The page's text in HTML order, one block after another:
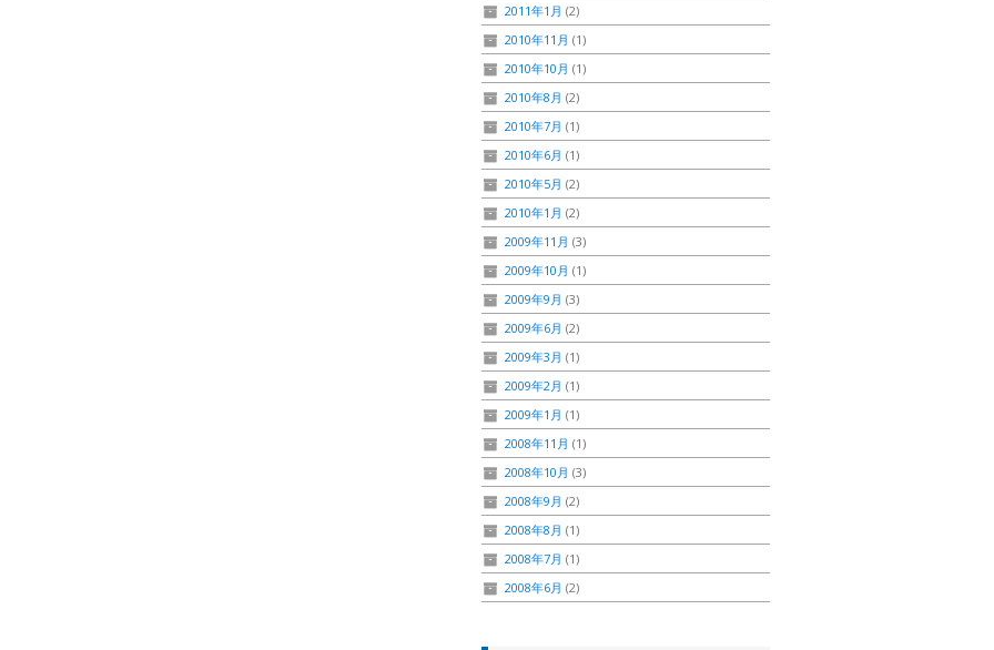
2011年1月 (2)
2010年11月 (1)
2010年10月 (1)
2010年8月 (2)
2010年7月 (1)
2010年6月 (1)
2010年5月 (2)
2010年1月 (2)
2009年11月 (3)
2009年10月 (1)
2009年9月 (3)
2009年6月 (2)
2009年3月 (1)
2009年2月 (1)
2009年1月 (1)
2008年11月 (1)
2008年10月 (3)
2008年9月 (2)
2008年8月 (1)
2008年7月 (1)
2008年6月 (2)